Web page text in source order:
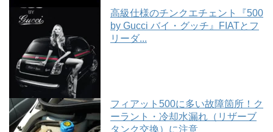
高級仕様のチンクエチェント『500
by Gucci バイ・グッチ』FIATとフ
リーダ...
フィアット500に多い故障箇所！ク
ーラント・冷却水漏れ（リザーブ
タンク交換）に注意